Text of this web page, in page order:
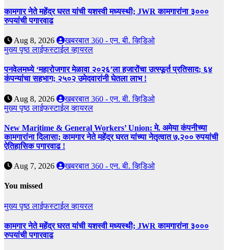
कामगार नेते महेंद्र घरत यांची यशस्वी मध्यस्थी; JWR कामगारांना ३०००
रुपयांची पगारवाढ
Aug 8, 2026
खबरबात 360 - एन. बी. व्हिडिओ
मुख्य पृष्ठलाईफस्टाईलव्हायरल
पनवेलमध्ये ‘महारोजगार मेळावा २०२६’ला हजारोंचा उत्स्फूर्त प्रतिसाद; ६४
कंपन्यांचा सहभाग; २५०२ उमेदवारांनी घेतला लाभ !
Aug 8, 2026
खबरबात 360 - एन. बी. व्हिडिओ
मुख्य पृष्ठलाईफस्टाईलव्हायरल
New Maritime & General Workers’ Union: मे. अमेया कंपनीच्या
कामगारांना दिलासा; कामगार नेते महेंद्र घरत यांच्या नेतृत्वात ७,२०० रुपयांची
ऐतिहासिक पगारवाढ !
Aug 7, 2026 खबरबात 360 - एन. बी. व्हिडिओ
You missed
मुख्य पृष्ठलाईफस्टाईलव्हायरल
कामगार नेते महेंद्र घरत यांची यशस्वी मध्यस्थी; JWR कामगारांना ३०००
रुपयांची पगारवाढ